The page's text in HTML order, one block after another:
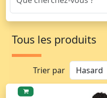
Tous les produits
Trier par